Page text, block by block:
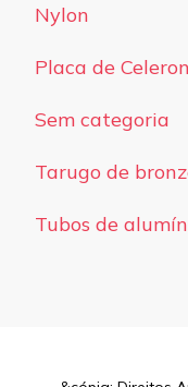
Nylon
Placa de Celeron
Sem categoria
Tarugo de
Tubos de